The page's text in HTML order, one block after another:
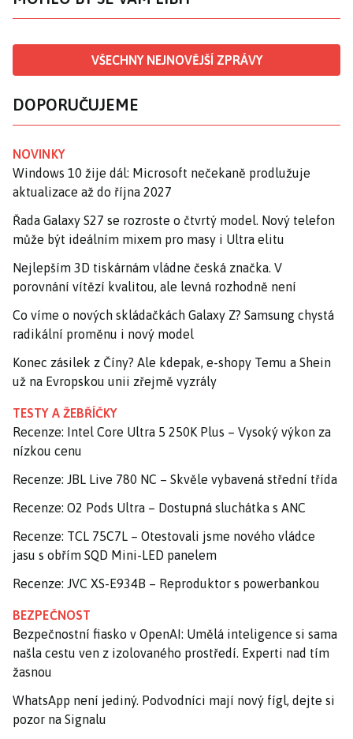
VŠECHNY NEJNOVĚJŠÍ ZPRÁVY
DOPORUČUJEME
NOVINKY
Windows 10 žije dál: Microsoft nečekaně prodlužuje
aktualizace až do října 2027
Řada Galaxy S27 se rozroste o čtvrtý model. Nový telefon
může být ideálním mixem pro masy i Ultra elitu
Nejlepším 3D tiskárnám vládne česká značka. V
porovnání vítězí kvalitou, ale levná rozhodně není
Co víme o nových skládačkách Galaxy Z? Samsung chystá
radikální proměnu i nový model
Konec zásilek z Číny? Ale kdepak, e-shopy Temu a Shein
už na Evropskou unii zřejmě vyzrály
TESTY A ŽEBŘÍČKY
Recenze: Intel Core Ultra 5 250K Plus – Vysoký výkon za
nízkou cenu
Recenze: JBL Live 780 NC – Skvěle vybavená střední třída
Recenze: O2 Pods Ultra – Dostupná sluchátka s ANC
Recenze: TCL 75C7L – Otestovali jsme nového vládce
jasu s obřím SQD Mini-LED panelem
Recenze: JVC XS-E934B – Reproduktor s powerbankou
BEZPEČNOST
Bezpečnostní fiasko v OpenAI: Umělá inteligence si sama
našla cestu ven z izolovaného prostředí. Experti nad tím
žasnou
WhatsApp není jediný. Podvodníci mají nový fígl, dejte si
pozor na Signalu